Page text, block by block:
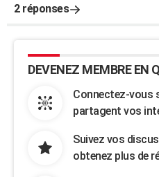
2 réponses
DEVENEZ MEMBRE EN
Connectez-vous
partagent vos
Suivez vos
obtenez plus de